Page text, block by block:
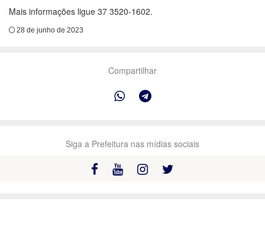
Mais informações ligue 37 3520-1602.
28 de junho de 2023
Compartilhar
Siga a Prefeitura nas mídias sociais